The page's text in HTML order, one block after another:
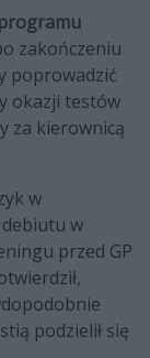
zakończeniu
poprowadzić
okazji testów
za kierownicą
w
w
przed GP
podzielił się